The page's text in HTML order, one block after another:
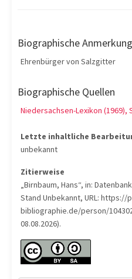
Biographische
Ehrenbürger von Salzgitter
Biographische Quellen
Niedersachsen-Lexikon (1969),
Letzte inhaltliche
unbekannt
Zitierweise
„Birnbaum, Hans“, in:
Stand Unbekannt, URL:
bibliographie.de/person/
08.08.2026).